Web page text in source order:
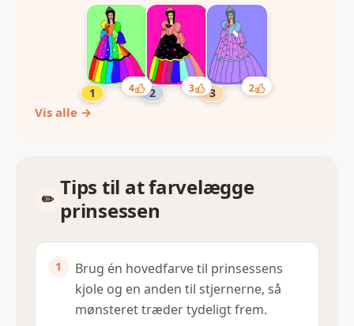
4 3 2
Vis alle →
Tips til at farvelægge
prinsessen
Brug én hovedfarve til prinsessens
kjole og en anden til stjernerne, så
mønsteret træder tydeligt frem.